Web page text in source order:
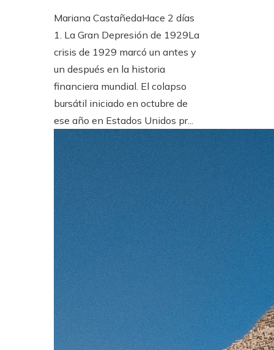
Mariana CastañedaHace 2 días
1. La Gran Depresión de 1929La
crisis de 1929 marcó un antes y
un después en la historia
financiera mundial. El colapso
bursátil iniciado en octubre de
ese año en Estados Unidos pr...